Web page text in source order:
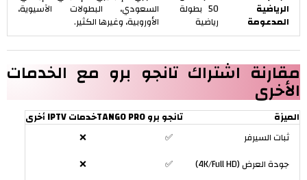
الرياضية
المدعومة
50 بطولة
رياضية
السعودي، البطولات الآسيوية،
الأوروبية، وغيرها الكثير.
مقارنة اشتراك تانجو برو مع الخدمات
الأخرى
الميزة تانجو برو TANGO PRO
خدمات IPTV أخرى
ثبات السيرفر
✅
❌
جودة العرض (4K/Full HD)
✅
❌